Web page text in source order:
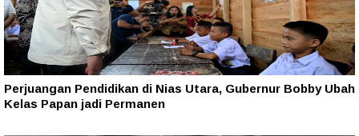
Perjuangan Pendidikan di Nias Utara, Gubernur Bobby Ubah
Kelas Papan jadi Permanen